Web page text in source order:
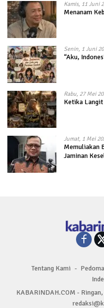
Kamis, 11 Juni
Menanam
Senin, 1 Juni
“Aku,
Rabu, 27 Mei
Ketika
Jumat, 1 Mei
Memuliakan
Jaminan
Tentang Kami
KABARINDAH.COM -